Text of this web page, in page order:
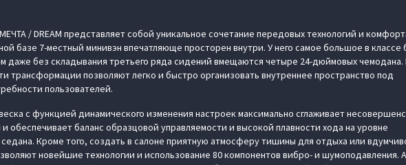
/ DREAM представляет собой уникальное сочетание передовых технологий и
базе 7-местный минивэн впечатляюще просторен внутри. У него самое большое в классе
даже без складывания третьего ряда сидений вмещаются четыре 24-дюймовых чемодана.
трансформации позволяют легко и быстро организовать внутреннее пространство под
пользователей.
с функцией динамического изменения настроек максимально сглаживает
обеспечивает баланс образцовой управляемости и высокой плавности хода на уровне
седана. Кроме того, создать в салоне приятную атмосферу тишины для отдыха или
новейшие технологии и использование 80 компонентов вибро- и шумоподавления. А